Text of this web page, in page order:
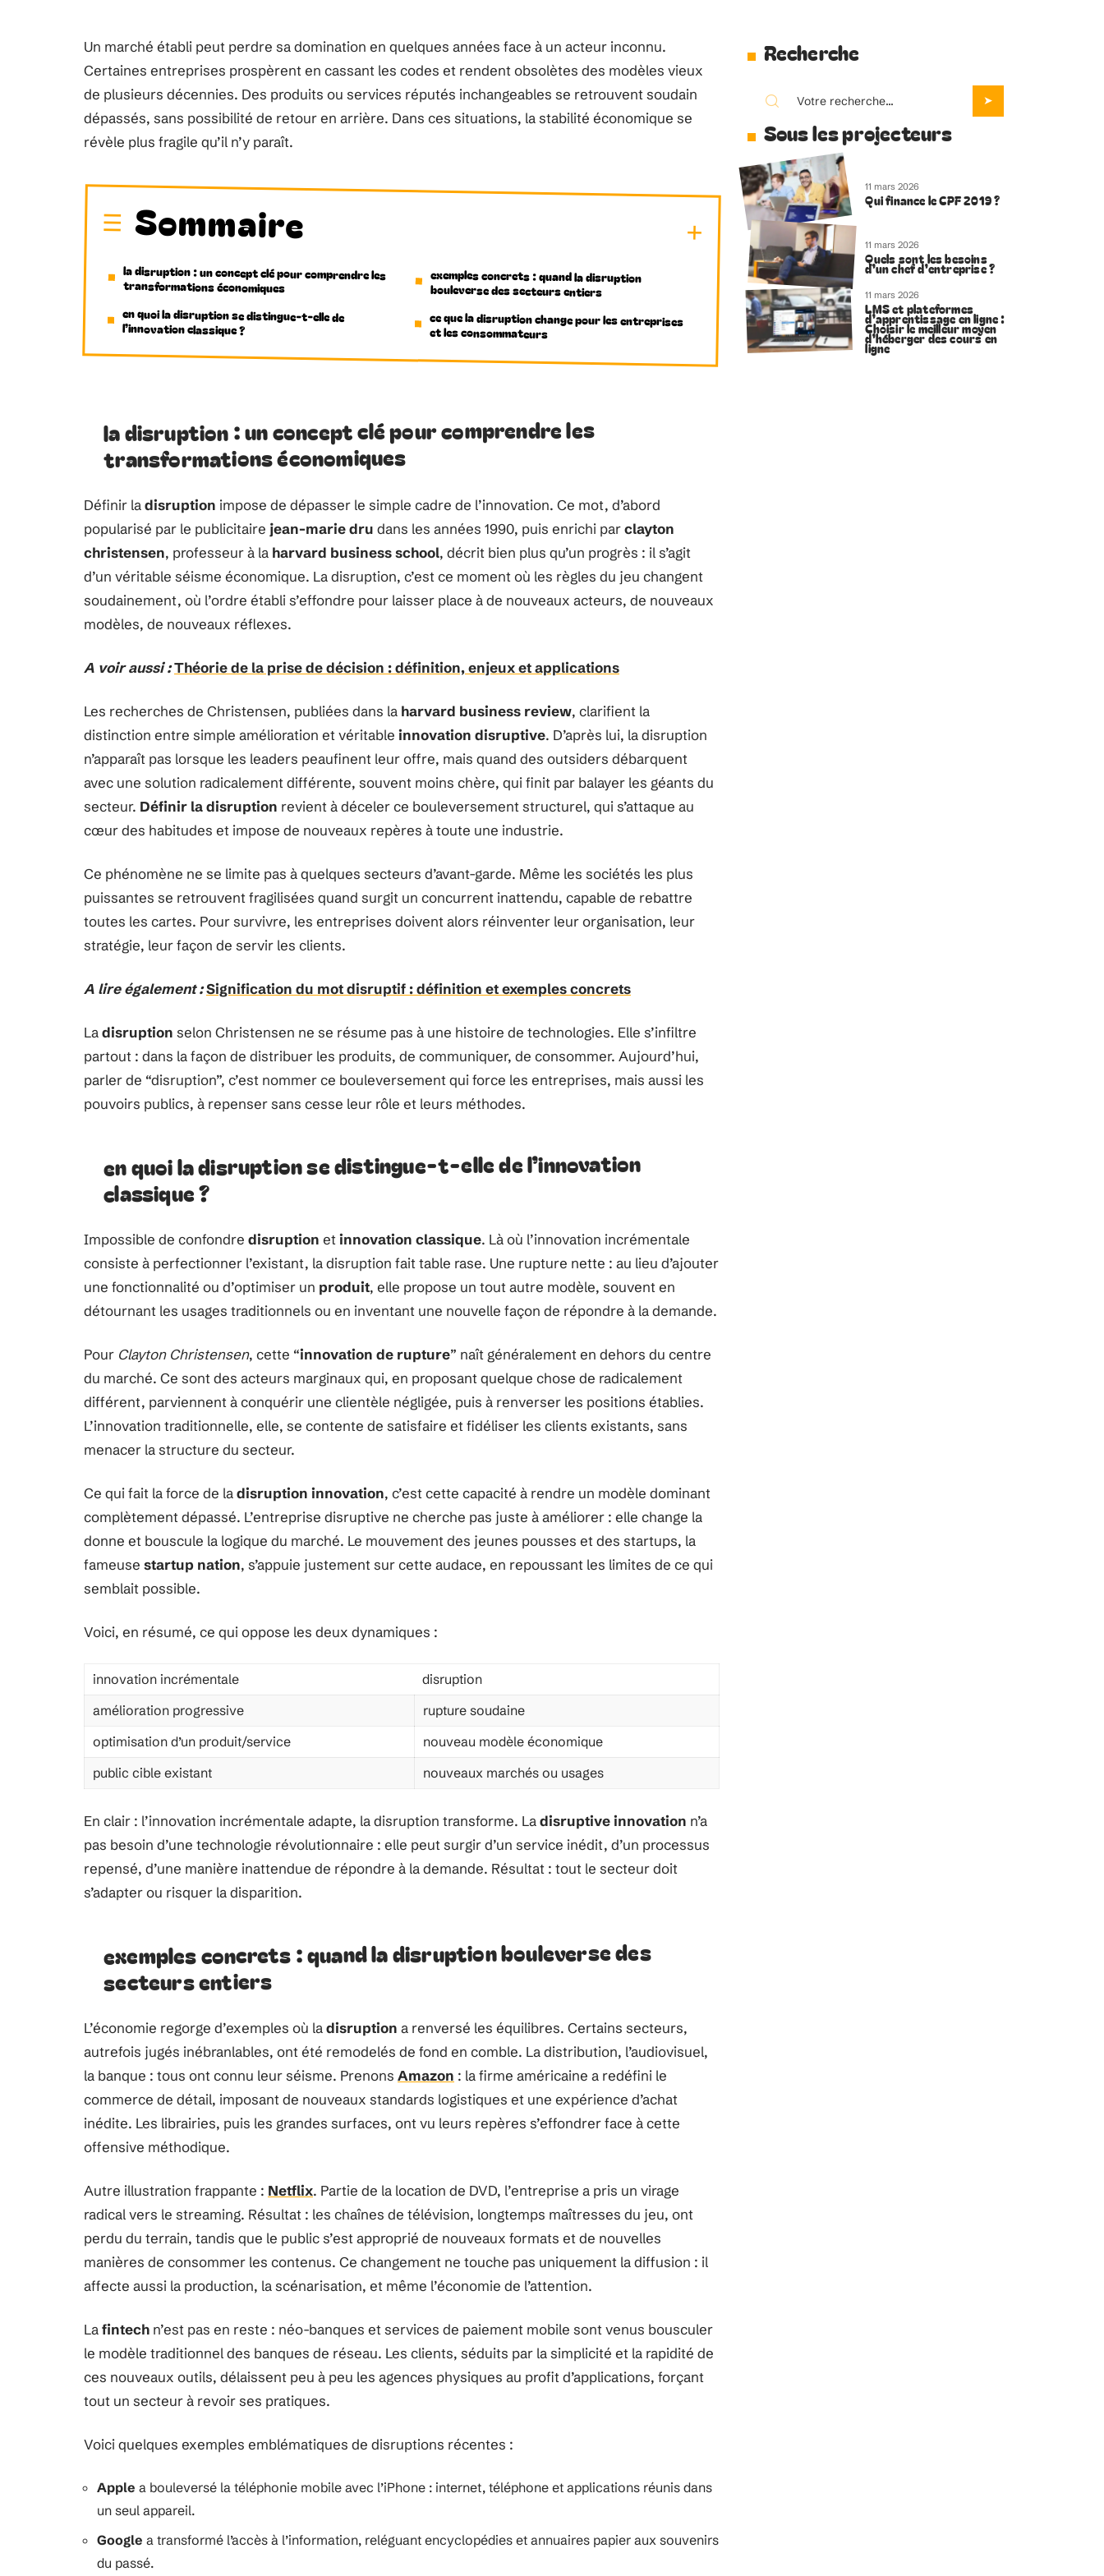
Un marché établi peut perdre sa domination en quelques années face à un acteur inconnu.
Certaines entreprises prospèrent en cassant les codes et rendent obsolètes des modèles vieux
de plusieurs décennies. Des produits ou services réputés inchangeables se retrouvent soudain
dépassés, sans possibilité de retour en arrière. Dans ces situations, la stabilité économique se
révèle plus fragile qu’il n’y paraît.
Sommaire
la disruption : un concept clé pour comprendre les
transformations économiques
en quoi la disruption se distingue-t-elle de
l’innovation classique ?
exemples concrets : quand la disruption
bouleverse des secteurs entiers
ce que la disruption change pour les entreprises
et les consommateurs
la disruption : un concept clé pour comprendre les
transformations économiques
Définir ladisruption impose de dépasser le simple cadre de l’innovation. Ce mot, d’abord
popularisé par le publicitaire jean-marie dru dans les années 1990, puis enrichi parclayton
christensen, professeur à la harvard business school, décrit bien plus qu’un progrès : il s’agit
d’un véritable séisme économique. La disruption, c’est ce moment où les règles du jeu changent
soudainement, où l’ordre établi s’effondre pour laisser place à de nouveaux acteurs, de nouveaux
modèles, de nouveaux réflexes.
A voir aussi :Théorie de la prise de décision : définition, enjeux et applications
Les recherches de Christensen, publiées dans la harvard business review, clarifient la
distinction entre simple amélioration et véritable innovation disruptive. D’après lui, la disruption
n’apparaît pas lorsque les leaders peaufinent leur offre, mais quand des outsiders débarquent
avec une solution radicalement différente, souvent moins chère, qui finit par balayer les géants du
secteur. Définir la disruption revient à déceler ce bouleversement structurel, qui s’attaque au
cœur des habitudes et impose de nouveaux repères à toute une industrie.
Ce phénomène ne se limite pas à quelques secteurs d’avant-garde. Même les sociétés les plus
puissantes se retrouvent fragilisées quand surgit un concurrent inattendu, capable de rebattre
toutes les cartes. Pour survivre, les entreprises doivent alors réinventer leur organisation, leur
stratégie, leur façon de servir les clients.
A lire également :Signification du mot disruptif : définition et exemples concrets
Ladisruption selon Christensen ne se résume pas à une histoire de technologies. Elle s’infiltre
partout : dans la façon de distribuer les produits, de communiquer, de consommer. Aujourd’hui,
parler de “disruption”, c’est nommer ce bouleversement qui force les entreprises, mais aussi les
pouvoirs publics, à repenser sans cesse leur rôle et leurs méthodes.
en quoi la disruption se distingue-t-elle de l’innovation
classique ?
Impossible de confondre disruption et innovation classique. Là où l’innovation incrémentale
consiste à perfectionner l’existant, la disruption fait table rase. Une rupture nette : au lieu d’ajouter
une fonctionnalité ou d’optimiser un produit, elle propose un tout autre modèle, souvent en
détournant les usages traditionnels ou en inventant une nouvelle façon de répondre à la demande.
Pour Clayton Christensen, cette “innovation de rupture” naît généralement en dehors du centre
du marché. Ce sont des acteurs marginaux qui, en proposant quelque chose de radicalement
différent, parviennent à conquérir une clientèle négligée, puis à renverser les positions établies.
L’innovation traditionnelle, elle, se contente de satisfaire et fidéliser les clients existants, sans
menacer la structure du secteur.
Ce qui fait la force de ladisruption innovation, c’est cette capacité à rendre un modèle dominant
complètement dépassé. L’entreprise disruptive ne cherche pas juste à améliorer : elle change la
donne et bouscule la logique du marché. Le mouvement des jeunes pousses et des startups, la
fameuse startup nation, s’appuie justement sur cette audace, en repoussant les limites de ce qui
semblait possible.
Voici, en résumé, ce qui oppose les deux dynamiques :
innovation incrémentale
disruption
amélioration progressive
rupture soudaine
optimisation d’un produit/service
nouveau modèle économique
public cible existant
nouveaux marchés ou usages
En clair : l’innovation incrémentale adapte, la disruption transforme. Ladisruptive innovation n’a
pas besoin d’une technologie révolutionnaire : elle peut surgir d’un service inédit, d’un processus
repensé, d’une manière inattendue de répondre à la demande. Résultat : tout le secteur doit
s’adapter ou risquer la disparition.
exemples concrets : quand la disruption bouleverse des
secteurs entiers
L’économie regorge d’exemples où ladisruption a renversé les équilibres. Certains secteurs,
autrefois jugés inébranlables, ont été remodelés de fond en comble. La distribution, l’audiovisuel,
la banque : tous ont connu leur séisme. Prenons Amazon : la firme américaine a redéfini le
commerce de détail, imposant de nouveaux standards logistiques et une expérience d’achat
inédite. Les librairies, puis les grandes surfaces, ont vu leurs repères s’effondrer face à cette
offensive méthodique.
Autre illustration frappante : Netflix. Partie de la location de DVD, l’entreprise a pris un virage
radical vers le streaming. Résultat : les chaînes de télévision, longtemps maîtresses du jeu, ont
perdu du terrain, tandis que le public s’est approprié de nouveaux formats et de nouvelles
manières de consommer les contenus. Ce changement ne touche pas uniquement la diffusion : il
affecte aussi la production, la scénarisation, et même l’économie de l’attention.
Lafintech n’est pas en reste : néo-banques et services de paiement mobile sont venus bousculer
le modèle traditionnel des banques de réseau. Les clients, séduits par la simplicité et la rapidité de
ces nouveaux outils, délaissent peu à peu les agences physiques au profit d’applications, forçant
tout un secteur à revoir ses pratiques.
Voici quelques exemples emblématiques de disruptions récentes :
Apple a bouleversé la téléphonie mobile avec l’iPhone : internet, téléphone et applications réunis dans
un seul appareil.
Google a transformé l’accès à l’information, reléguant encyclopédies et annuaires papier aux souvenirs
du passé.
Recherche
Sous les projecteurs
11 mars 2026
Qui finance le CPF 2019 ?
11 mars 2026
Quels sont les besoins
d’un chef d’entreprise ?
11 mars 2026
LMS et plateformes
d’apprentissage en ligne :
Choisir le meilleur moyen
d’héberger des cours en
ligne